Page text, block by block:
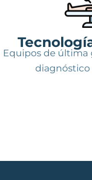
Equipos de última
diagnóstico